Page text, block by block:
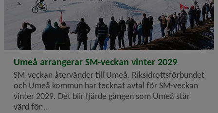
2026-04-17
Umeå arrangerar SM-veckan vinter 2029
SM-veckan återvänder till Umeå. Riksidrottsförbundet
och Umeå kommun har tecknat avtal för SM-veckan
vinter 2029. Det blir fjärde gången som Umeå står
värd för...